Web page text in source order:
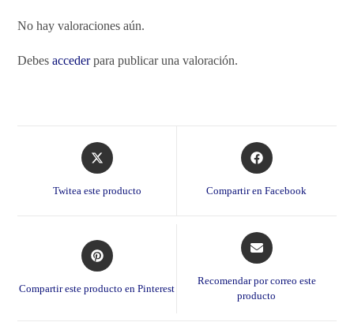
No hay valoraciones aún.
Debesaccederpara publicar una valoración.
Opens
in
Twitea este producto
Opens
in
Compartir en Facebook
Opens
in
new
Compartir este producto en Pinterest
Opens
in
new
Recomendar por correo este
producto